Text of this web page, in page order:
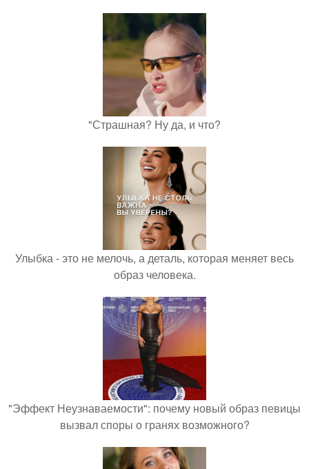
"Страшная? Ну да, и что?
Улыбка - это не мелочь, а деталь, которая меняет весь
образ человека.
"Эффект Неузнаваемости": почему новый образ певицы
вызвал споры о гранях возможного?